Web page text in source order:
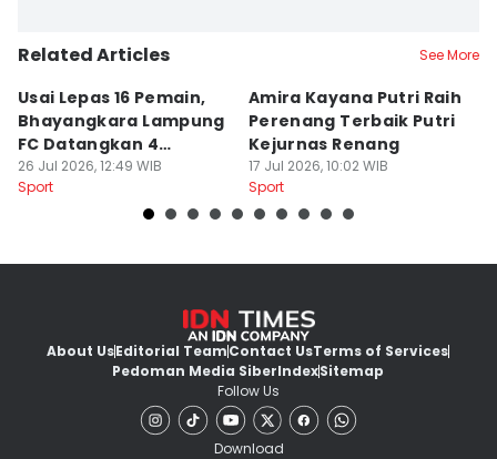
Related Articles See More
Usai Lepas 16 Pemain,
Bhayangkara Lampung
FC Datangkan 4
Rekrutan
26 Jul 2026, 12:49 WIB
Sport
Amira Kayana Putri Raih
Perenang Terbaik Putri
Kejurnas Renang
17 Jul 2026, 10:02 WIB
Sport
About UsEditorial TeamContact UsTerms of Services
Pedoman Media SiberIndexSitemap
Follow Us
Download